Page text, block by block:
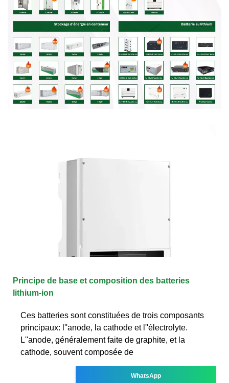
Principe de base et composition des batteries
lithium-ion
Ces batteries sont constituées de trois composants
principaux: l''anode, la cathode et l''électrolyte.
L''anode, généralement faite de graphite, et la
cathode, souvent composée de
WhatsApp